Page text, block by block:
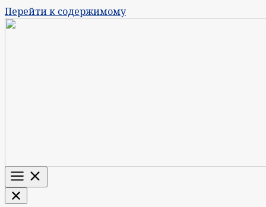
Перейти к содержимому
Меню